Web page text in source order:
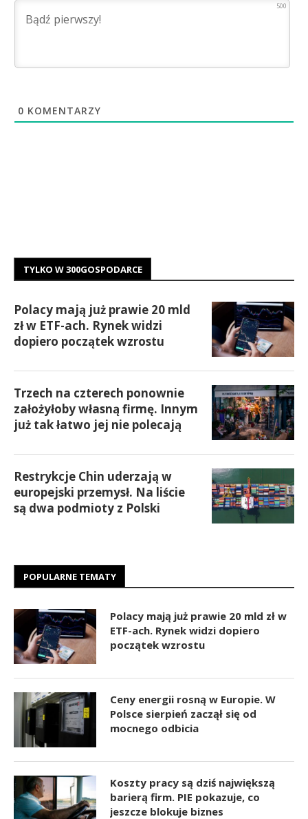
500
0 KOMENTARZY
TYLKO W 300GOSPODARCE
Polacy mają już prawie 20 mld
zł w ETF-ach. Rynek widzi
dopiero początek wzrostu
Trzech na czterech ponownie
założyłoby własną firmę. Innym
już tak łatwo jej nie polecają
Restrykcje Chin uderzają w
europejski przemysł. Na liście
są dwa podmioty z Polski
POPULARNE TEMATY
Polacy mają już prawie 20 mld zł w
ETF-ach. Rynek widzi dopiero
początek wzrostu
Ceny energii rosną w Europie. W
Polsce sierpień zaczął się od
mocnego odbicia
Koszty pracy są dziś największą
barierą firm. PIE pokazuje, co
jeszcze blokuje biznes